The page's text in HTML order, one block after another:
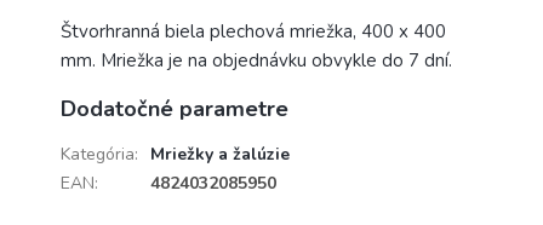
Štvorhranná biela plechová mriežka, 400 x 400
mm. Mriežka je na objednávku obvykle do 7 dní.
Dodatočné parametre
Kategória:
Mriežky a žalúzie
EAN: 4824032085950